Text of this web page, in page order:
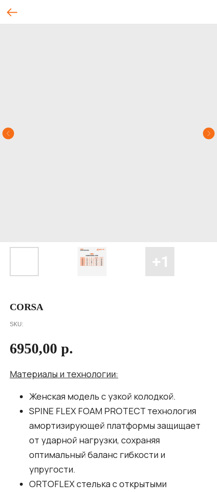
CORSA
SKU:
6950,00 р.
Материалы и технологии:
Женская модель с узкой колодкой.
SPINE FLEX FOAM PROTECT технология
амортизирующей платформы защищает
от ударной нагрузки, сохраняя
оптимальный баланс гибкости и
упругости.
ORTOFLEX стелька с открытыми